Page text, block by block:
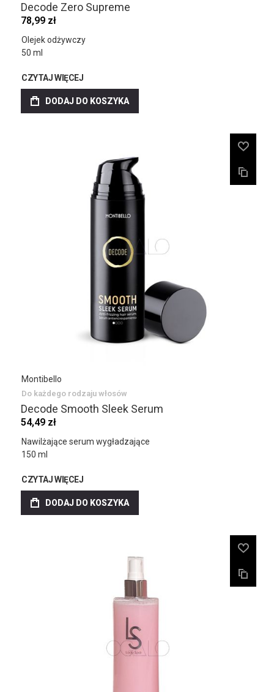
Decode Zero Supreme
78,99 zł
Olejek odżywczy
50 ml
CZYTAJ WIĘCEJ
DODAJ DO KOSZYKA
Montibello
Do każdego rodzaju włosów
Decode Smooth Sleek Serum
54,49 zł
Nawilżające serum wygładzające
150 ml
CZYTAJ WIĘCEJ
DODAJ DO KOSZYKA